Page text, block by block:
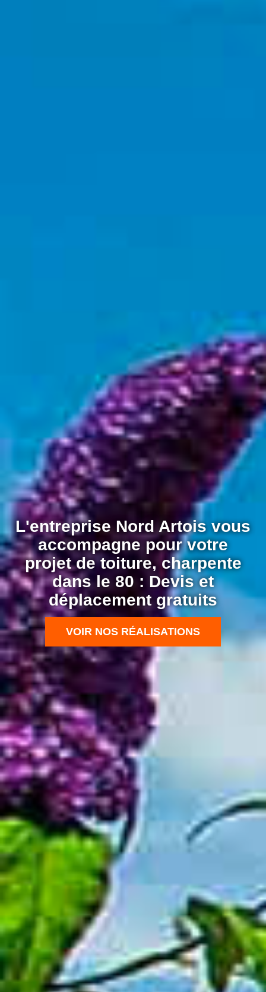
L'entreprise Nord Artois vous
accompagne pour votre
projet de toiture, charpente
dans le 80 : Devis et
déplacement gratuits
VOIR NOS RÉALISATIONS